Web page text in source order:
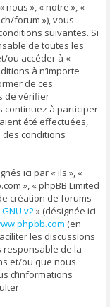
nous », « notre », «
forum »), vous
suivantes. Si
de toutes les
ou accéder à «
à n’importe
de ces
de vérifier
continuez à participer
été effectuées,
des conditions
ici par « ils », «
», « phpBB Limited
création de forums
v2» (désignée ici
(en
les discussions
responsable de la
et/ou que nous
d’informations